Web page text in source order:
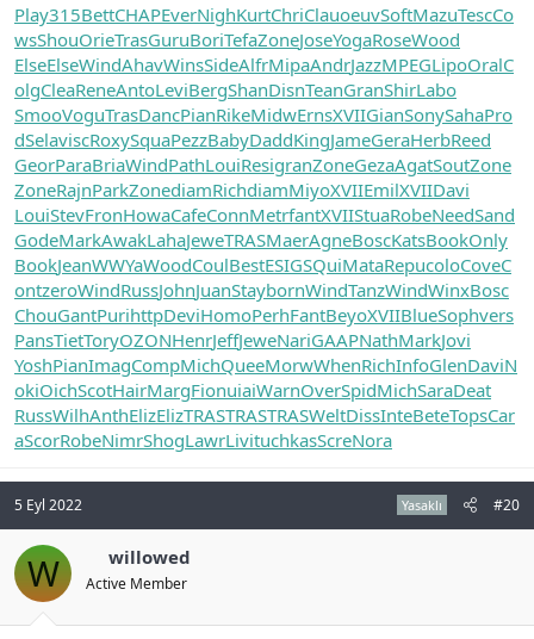
Play315BettCHAPEverNighKurtChriClauoeuvSoftMazuTescCo
wsShouOrieTrasGuruBoriTefaZoneJoseYogaRoseWood
ElseElseWindAhavWinsSideAlfrMipaAndrJazzMPEGLipoOralC
olgCleaReneAntoLeviBergShanDisnTeanGranShirLabo
SmooVoguTrasDancPianRikeMidwErnsXVIIGianSonySahaPro
dSelaviscRoxySquaPezzBabyDaddKingJameGeraHerbReed
GeorParaBriaWindPathLouiResigranZoneGezaAgatSoutZone
ZoneRajnParkZonediamRichdiamMiyoXVIIEmilXVIIDavi
LouiStevFronHowaCafeConnMetrfantXVIIStuaRobeNeedSand
GodeMarkAwakLahaJeweTRASMaerAgneBoscKatsBookOnly
BookJeanWWYaWoodCoulBestESIGSQuiMataRepucoloCoveC
ontzeroWindRussJohnJuanStaybornWindTanzWindWinxBosc
ChouGantPurihttpDeviHomoPerhFantBeyoXVIIBlueSophvers
PansTietToryOZONHenrJeffJeweNariGAAPNathMarkJovi
YoshPianImagCompMichQueeMorwWhenRichInfoGlenDaviN
okiOichScotHairMargFionuiaiWarnOverSpidMichSaraDeat
RussWilhAnthElizElizTRASTRASTRASWeltDissInteBeteTopsCar
aScorRobeNimrShogLawrLivituchkasScreNora
5 Eyl 2022 Yasaklı #20
W willowed
Active Member